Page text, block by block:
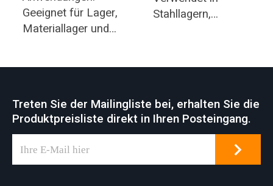
Geeignet für Lager,
Materiallager und
Stahllagern,
Laufkran ein
gemeinsames
Industriearbeitsplätz
Treten Sie der Mailingliste bei, erhalten Sie die
Produktpreisliste direkt in Ihren Posteingang.